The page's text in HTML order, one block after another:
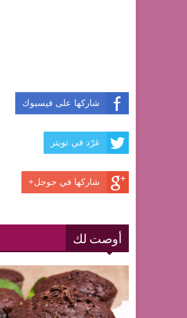
شاركها على فيسبوك
غرّد في تويتر
شاركها في جوجل+
أوصت لك